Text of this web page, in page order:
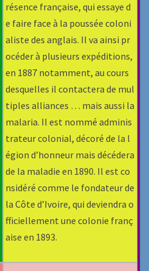
résence française, qui essaye d
e faire face à la poussée coloni
aliste des anglais. Il va ainsi pr
océder à plusieurs expéditions,
en 1887 notamment, au cours
desquelles il contactera de mul
tiples alliances … mais aussi la
malaria. Il est nommé adminis
trateur colonial, décoré de la l
égion d’honneur mais décédera
de la maladie en 1890. Il est co
nsidéré comme le fondateur de
la Côte d’Ivoire, qui deviendra o
fficiellement une colonie franç
aise en 1893.